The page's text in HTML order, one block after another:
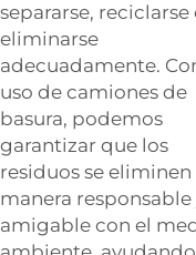
separarse, reciclarse
eliminarse
adecuadamente.
uso de camiones de
basura, podemos
garantizar que los
residuos se eliminen
manera responsable
amigable con el